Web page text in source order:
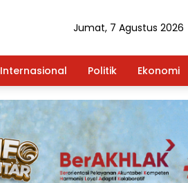
Jumat, 7 Agustus 2026
Internasional Politik Ekonomi